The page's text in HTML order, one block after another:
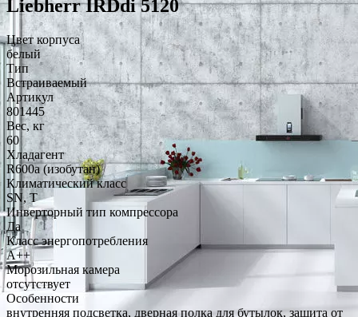
Liebherr IRDdi 5120
Цвет корпуса
белый
Тип
Встраиваемый
Артикул
801445
Вес, кг
60
Хладагент
R600a (изобутан)
Климатический класс
SN, T
Инверторный тип компрессора
Да
Класс энергопотребления
A++
Морозильная камера
отсутствует
Особенности
внутренняя подсветка, дверная полка для бутылок, защита от